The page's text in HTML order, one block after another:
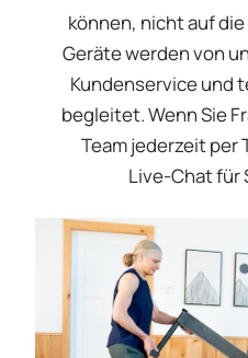
können, nicht auf
Geräte werden von
Kundenservice und
begleitet. Wenn Sie
Team jederzeit per
Live-Chat für